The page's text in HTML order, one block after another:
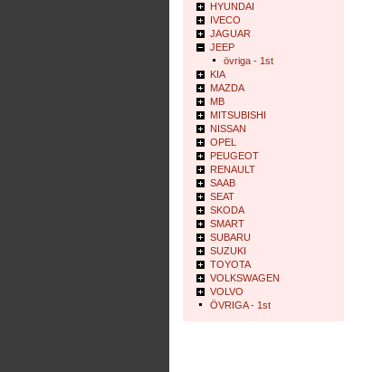
HYUNDAI
IVECO
JAGUAR
JEEP
övriga - 1st
KIA
MAZDA
MB
MITSUBISHI
NISSAN
OPEL
PEUGEOT
RENAULT
SAAB
SEAT
SKODA
SMART
SUBARU
SUZUKI
TOYOTA
VOLKSWAGEN
VOLVO
ÖVRIGA - 1st